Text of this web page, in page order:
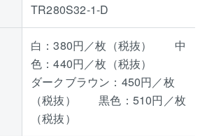
TR280S32-1-D
白：380円／枚（税抜） 中
色：440円／枚（税抜）
ダークブラウン：450円／枚
（税抜） 黒色：510円／枚
（税抜）